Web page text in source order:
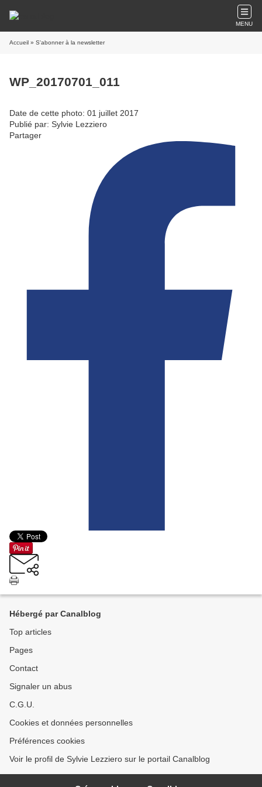
MENU
Accueil » S'abonner à la newsletter
WP_20170701_011
Date de cette photo: 01 juillet 2017
Publié par: Sylvie Lezziero
Partager
Hébergé par Canalblog
Top articles
Pages
Contact
Signaler un abus
C.G.U.
Cookies et données personnelles
Préférences cookies
Voir le profil de Sylvie Lezziero sur le portail Canalblog